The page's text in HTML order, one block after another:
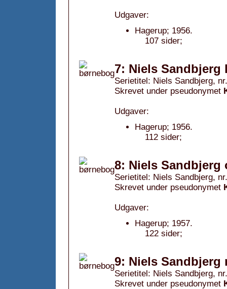
Udgaver:
Hagerup; 1956.
107 sider;
7: Niels Sandbjerg
Serietitel: Niels Sandbjerg,
Skrevet under pseudonymet
Udgaver:
Hagerup; 1956.
112 sider;
8: Niels Sandbjerg
Serietitel: Niels Sandbjerg,
Skrevet under pseudonymet
Udgaver:
Hagerup; 1957.
122 sider;
9: Niels Sandbjerg
Serietitel: Niels Sandbjerg,
Skrevet under pseudonymet